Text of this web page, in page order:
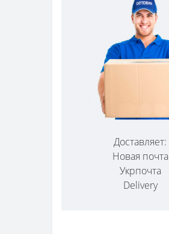
Доставляет:
Новая почта
Укрпочта
Delivery